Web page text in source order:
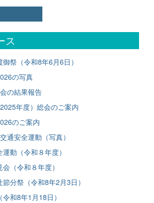
ス
祭（令和8年6月6日）
の写真
の結果報告
年度）総会のご案内
のご案内
通安全運動（写真）
動（令和８年度）
（令和８年度）
分祭（令和8年2月3日）
和8年1月18日）